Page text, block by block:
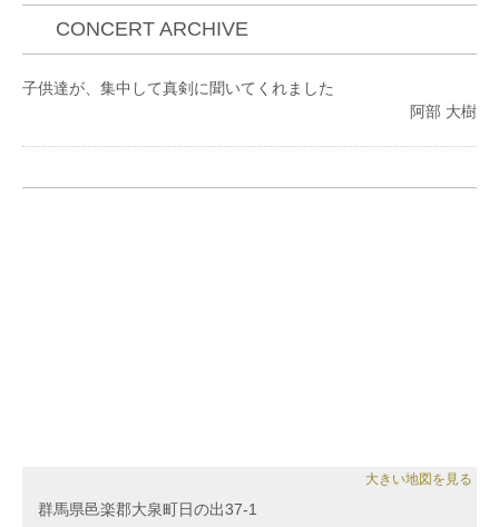
CONCERT ARCHIVE
子供達が、集中して真剣に聞いてくれました
阿部 大樹
大きい地図を見る
群馬県邑楽郡大泉町日の出37-1